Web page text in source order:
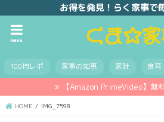
お得を発見！らく家事で
menu
100均レポ 家事の知恵 家計 食育
【Amazon PrimeVideo】無
HOME IMG_7598